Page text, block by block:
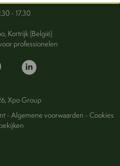
- 17.30
Kortrijk (België)
professionelen
Xpo Group
-Algemene voorwaarden -Cookies
bekijken